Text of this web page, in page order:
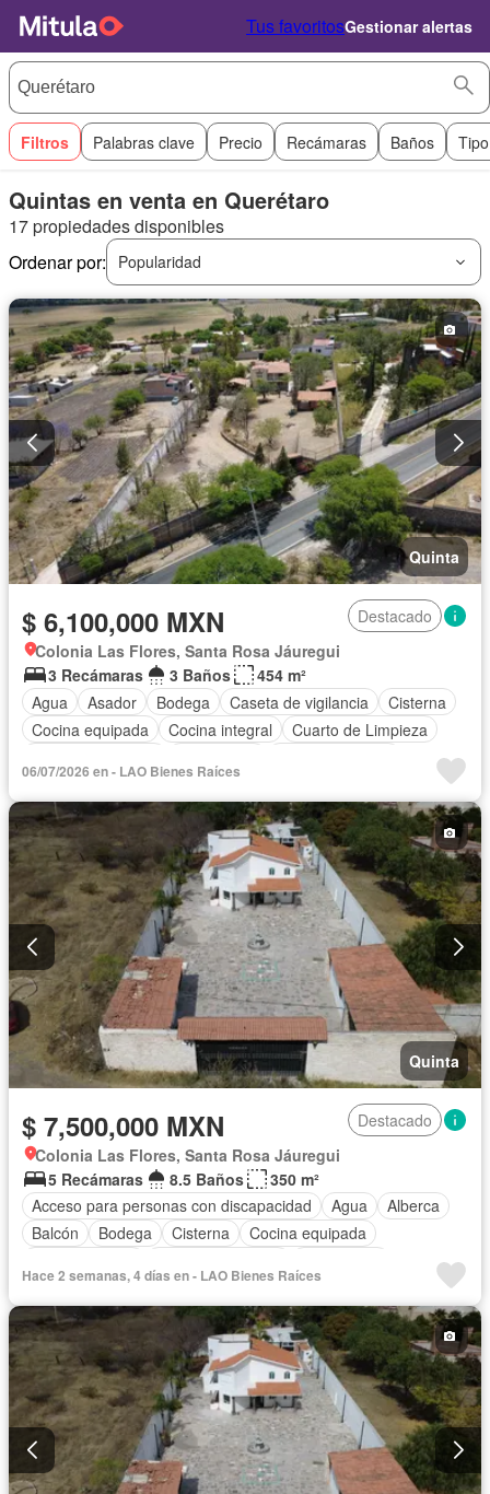
Tus favoritosGestionar alertas
Filtros Palabras clave Precio Recámaras Baños
Quintas en venta en Querétaro
17 propiedades disponibles
Ordenar por:
Popularidad
Quinta
$ 6,100,000 MXN
Destacado
Colonia Las Flores, Santa Rosa Jáuregui
3 Recámaras
3 Baños
454 m²
Agua
Asador Bodega Caseta de vigilancia
Cisterna
Cocina equipada
Cocina integral
Cuarto de Limpieza
Gas natural
Internet Jardín
Sala polivalente
Televisión por cable
Terraza
Vista panorámica
Wifi Zonas verdes Sin amueblar
06/07/2026 en - LAO Bienes Raíces
Quinta
$ 7,500,000 MXN
Destacado
Colonia Las Flores, Santa Rosa Jáuregui
5 Recámaras
8.5 Baños
350 m²
Acceso para personas con discapacidad
Agua
Alberca
Balcón
Bodega Cisterna
Cocina equipada
Estacionamiento
Gas natural Internet
Recámara con closet
Sala polivalente
Televisión por cable
Terraza Vista panorámica
Wifi
Zonas verdes
Sin amueblar
Hace 2 semanas, 4 días en - LAO Bienes Raíces